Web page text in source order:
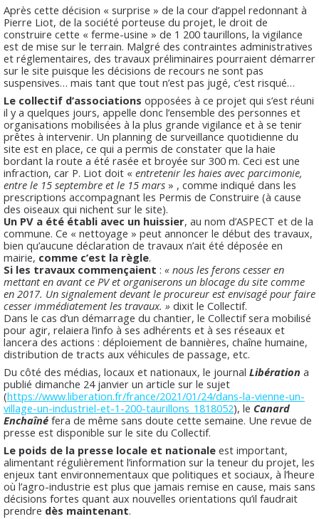
Après cette décision « surprise » de la cour d’appel redonnant à
Pierre Liot, de la société porteuse du projet, le droit de
construire cette « ferme-usine » de 1 200 taurillons, la vigilance
est de mise sur le terrain. Malgré des contraintes administratives
et réglementaires, des travaux préliminaires pourraient démarrer
sur le site puisque les décisions de recours ne sont pas
suspensives… mais tant que tout n’est pas jugé, c’est risqué…
Le collectif d’associations opposées à ce projet qui s’est réuni
il y a quelques jours, appelle donc l’ensemble des personnes et
organisations mobilisées à la plus grande vigilance et à se tenir
prêtes à intervenir. Un planning de surveillance quotidienne du
site est en place, ce qui a permis de constater que la haie
bordant la route a été rasée et broyée sur 300 m. Ceci est une
infraction, car P. Liot doit « entretenir les haies avec parcimonie,
entre le 15 septembre et le 15 mars » , comme indiqué dans les
prescriptions accompagnant les Permis de Construire (à cause
des oiseaux qui nichent sur le site).
Un PV a été établi avec un huissier, au nom d’ASPECT et de la
commune. Ce « nettoyage » peut annoncer le début des travaux,
bien qu’aucune déclaration de travaux n’ait été déposée en
mairie, comme c’est la règle.
Si les travaux commençaient : « nous les ferons cesser en
mettant en avant ce PV et organiserons un blocage du site comme
en 2017. Un signalement devant le procureur est envisagé pour faire
cesser immédiatement les travaux. » dixit le Collectif.
Dans le cas d’un démarrage du chantier, le Collectif sera mobilisé
pour agir, relaiera l’info à ses adhérents et à ses réseaux et
lancera des actions : déploiement de bannières, chaîne humaine,
distribution de tracts aux véhicules de passage, etc.
Du côté des médias, locaux et nationaux, le journal Libération a
publié dimanche 24 janvier un article sur le sujet
(https://www.liberation.fr/france/2021/01/24/dans-la-vienne-un-
village-un-industriel-et-1-200-taurillons_1818052), le Canard
Enchaîné fera de même sans doute cette semaine. Une revue de
presse est disponible sur le site du Collectif.
Le poids de la presse locale et nationale est important,
alimentant régulièrement l’information sur la teneur du projet, les
enjeux tant environnementaux que politiques et sociaux, à l’heure
où l’agro-industrie est plus que jamais remise en cause, mais sans
décisions fortes quant aux nouvelles orientations qu’il faudrait
prendre dès maintenant.